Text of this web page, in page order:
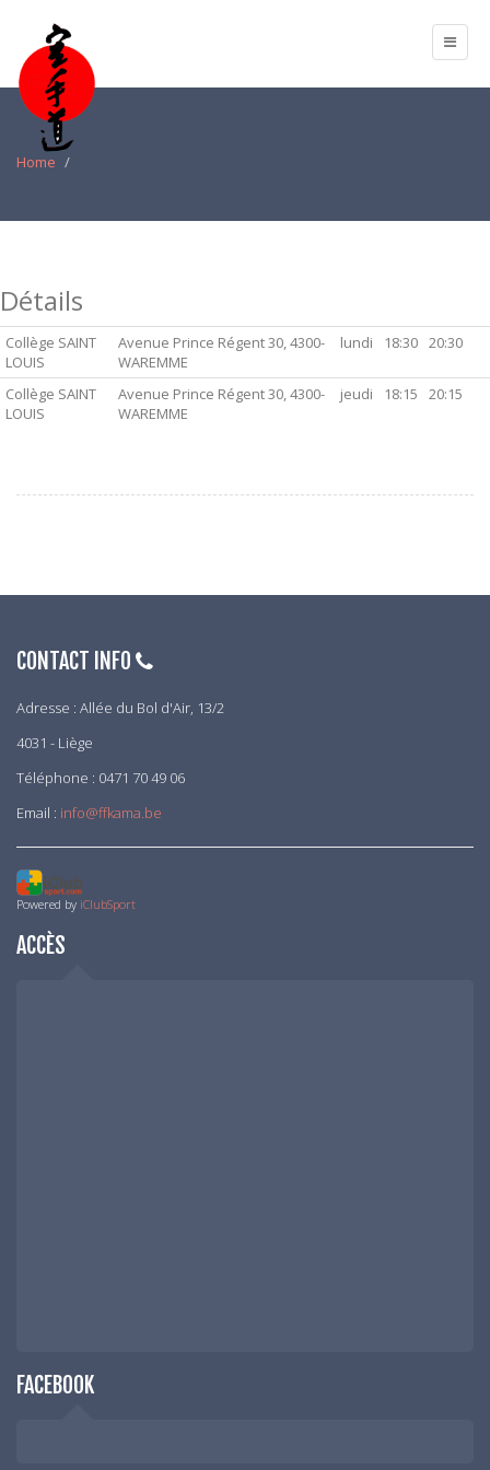
Home
Détails
Collège SAINT
LOUIS
Avenue Prince Régent 30, 4300-
WAREMME
lundi 18:30 20:30
Collège SAINT
LOUIS
Avenue Prince Régent 30, 4300-
WAREMME
jeudi 18:15 20:15
CONTACT INFO
Adresse : Allée du Bol d'Air, 13/2
4031 - Liège
Téléphone : 0471 70 49 06
Email : info@ffkama.be
Powered by iClubSport
ACCÈS
FACEBOOK